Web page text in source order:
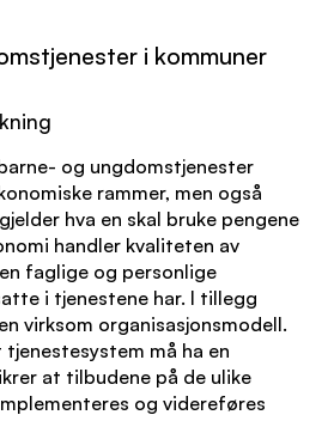
i kommuner
og ungdomstjenester
rammer, men også
hva en skal bruke pengene
handler kvaliteten av
faglige og personlige
i tjenestene har. I tillegg
virksom organisasjonsmodell.
må ha en
at tilbudene på de ulike
og videreføres